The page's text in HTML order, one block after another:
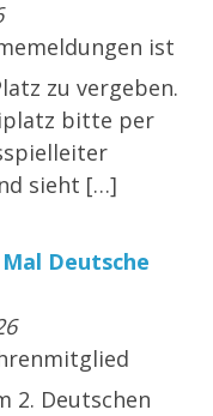
ist
zu vergeben.
bitte per
sieht […]
Mal Deutsche
2. Deutschen